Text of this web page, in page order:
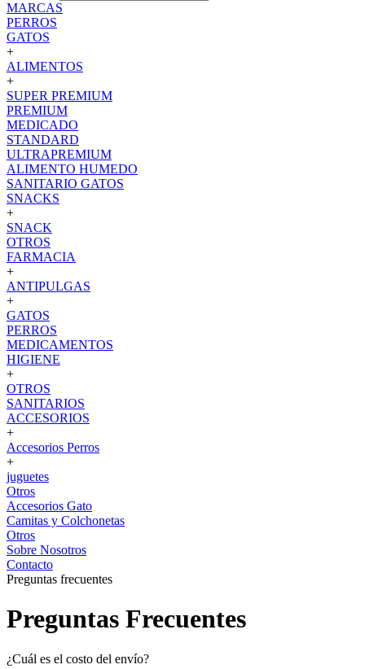
MARCAS
PERROS
GATOS
+
ALIMENTOS
+
SUPER PREMIUM
PREMIUM
MEDICADO
STANDARD
ULTRAPREMIUM
ALIMENTO HUMEDO
SANITARIO GATOS
SNACKS
+
SNACK
OTROS
FARMACIA
+
ANTIPULGAS
+
GATOS
PERROS
MEDICAMENTOS
HIGIENE
+
OTROS
SANITARIOS
ACCESORIOS
+
Accesorios Perros
+
juguetes
Otros
Accesorios Gato
Camitas y Colchonetas
Otros
Sobre Nosotros
Contacto
Preguntas frecuentes
Preguntas Frecuentes
¿Cuál es el costo del envío?